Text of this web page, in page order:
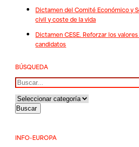
Dictamen del Comité Económico y
civil y coste de la vida
Dictamen CESE. Reforzar los
candidatos
BÚSQUEDA
Buscar
INFO-EUROPA